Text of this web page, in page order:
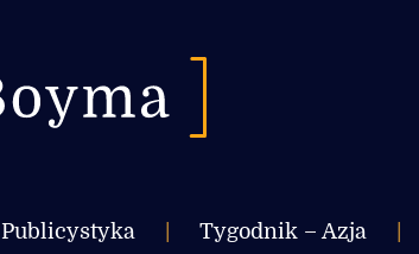
Publicystyka Tygodnik – Azja